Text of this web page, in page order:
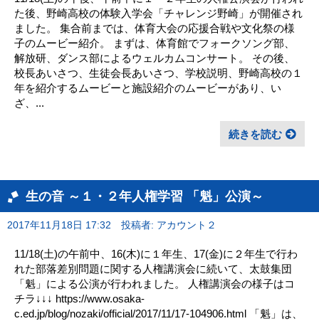
た後、野崎高校の体験入学会「チャレンジ野崎」が開催され
ました。 集合前までは、体育大会の応援合戦や文化祭の様
子のムービー紹介。 まずは、体育館でフォークソング部、
解放研、ダンス部によるウェルカムコンサート。 その後、
校長あいさつ、生徒会長あいさつ、学校説明、野崎高校の１
年を紹介するムービーと施設紹介のムービーがあり、い
ざ、...
続きを読む
生の音 ～１・２年人権学習 「魁」公演～
2017年11月18日 17:32 投稿者: アカウント２
11/18(土)の午前中、16(木)に１年生、17(金)に２年生で行わ
れた部落差別問題に関する人権講演会に続いて、太鼓集団
「魁」による公演が行われました。 人権講演会の様子はコ
チラ↓↓↓ https://www.osaka-
c.ed.jp/blog/nozaki/official/2017/11/17-104906.html 「魁」は、